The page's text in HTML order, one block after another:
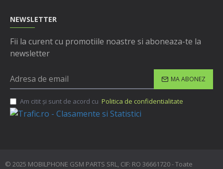
NEWSLETTER
Fii la curent cu promotiile noastre si aboneaza-te la
newsletter
MA ABONEZ
Am citit şi sunt de acord cu Politica de confidentialitate
© 2025 MOBILPHONE GSM PARTS SRL, CIF: RO 36661720 - Toate